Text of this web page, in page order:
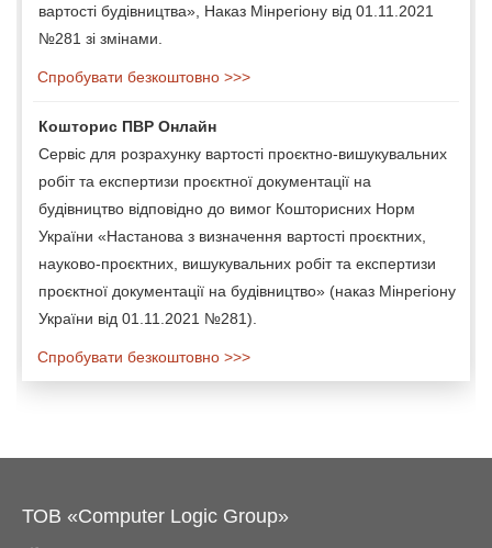
вартості будівництва», Наказ Мінрегіону від 01.11.2021
№281 зі змінами.
Спробувати безкоштовно >>>
Кошторис ПВР Онлайн
Сервіс для розрахунку вартості проєктно-вишукувальних
робіт та експертизи проєктної документації на
будівництво відповідно до вимог Кошторисних Норм
України «Настанова з визначення вартості проєктних,
науково-проєктних, вишукувальних робіт та експертизи
проєктної документації на будівництво» (наказ Мінрегіону
України від 01.11.2021 №281).
Спробувати безкоштовно >>>
ТОВ «Computer Logic Group»